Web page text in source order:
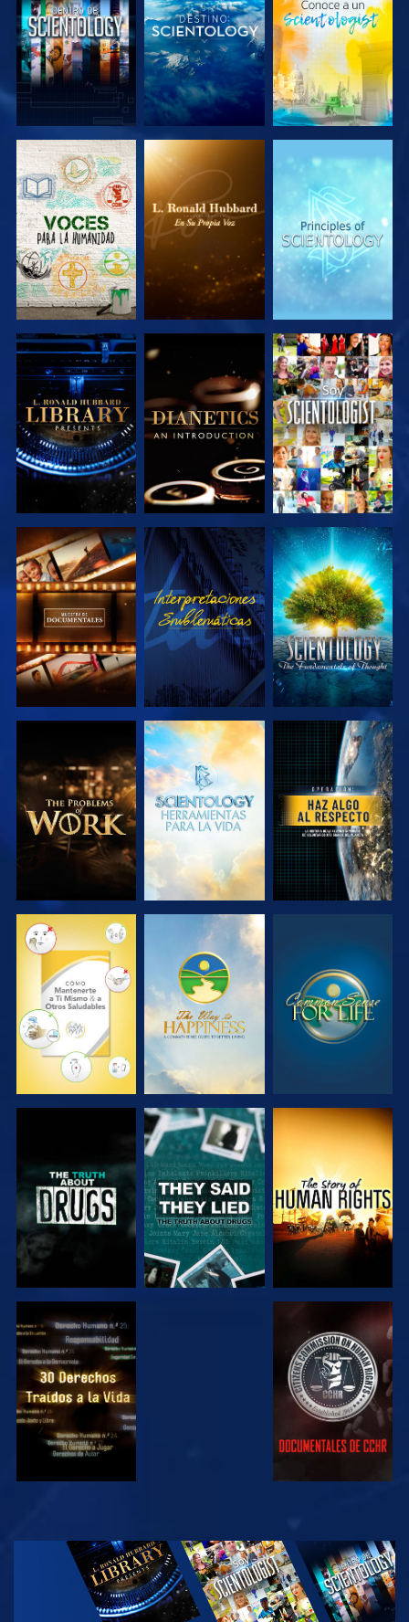
EXPLORA LAS
SERIES
EXPLORA LAS
SERIES
EXPLORA LAS
SERIES
EXPLORA LAS
SERIES
EXPLORA LAS
SERIES
VE
EXPLORA LAS
SERIES
VE
EXPLORA LAS
SERIES
EXPLORA LAS
SERIES
EXPLORA LAS
SERIES
VE
VE VE VE
VE VE
VE VE
VE
EXPLORA LAS
SERIES